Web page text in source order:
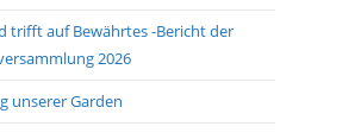
trifft auf Bewährtes -Bericht der
2026
unserer Garden